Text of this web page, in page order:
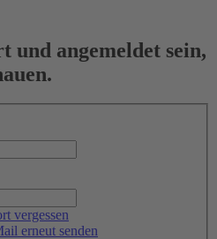
und angemeldet sein,
vergessen
erneut senden